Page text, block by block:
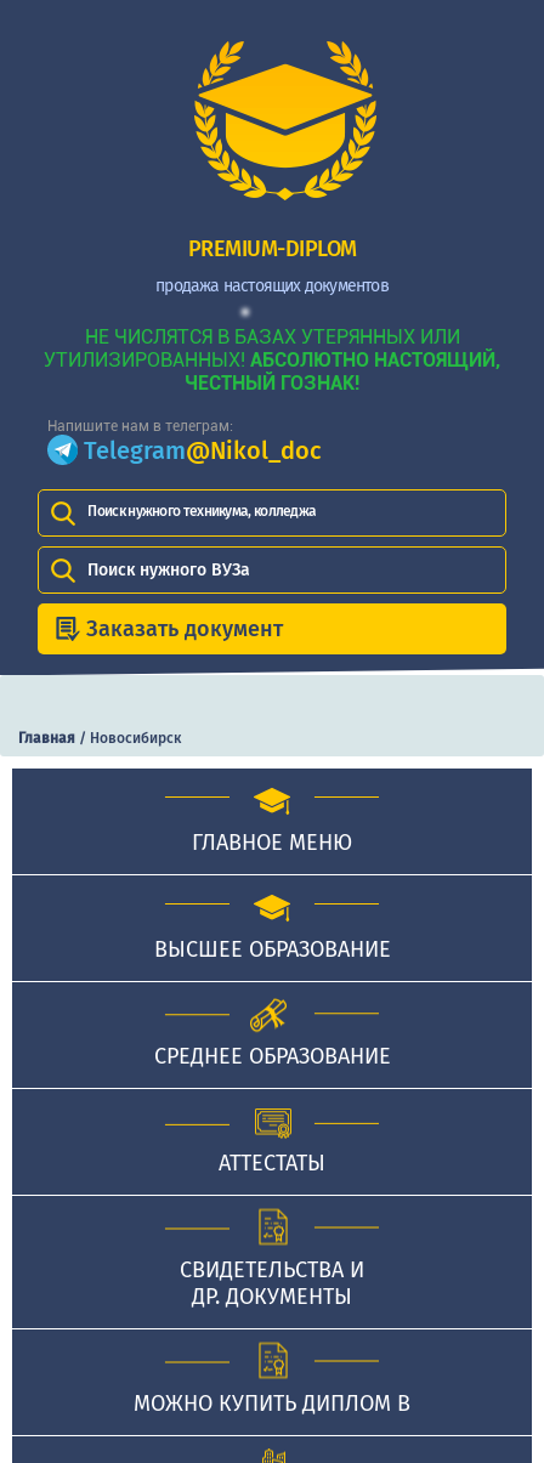
PREMIUM-DIPLOM
продажа настоящих документов
НЕ ЧИСЛЯТСЯ В БАЗАХ УТЕРЯННЫХ ИЛИ
УТИЛИЗИРОВАННЫХ! АБСОЛЮТНО НАСТОЯЩИЙ,
ЧЕСТНЫЙ ГОЗНАК!
Напишите нам в телеграм:
Telegram@Nikol_doc
Поиск нужного техникума, колледжа
Поиск нужного ВУЗа
Заказать документ
Главная / Новосибирск
ГЛАВНОЕ МЕНЮ
ВЫСШЕЕ ОБРАЗОВАНИЕ
СРЕДНЕЕ ОБРАЗОВАНИЕ
АТТЕСТАТЫ
СВИДЕТЕЛЬСТВА И
ДР. ДОКУМЕНТЫ
МОЖНО КУПИТЬ ДИПЛОМ В